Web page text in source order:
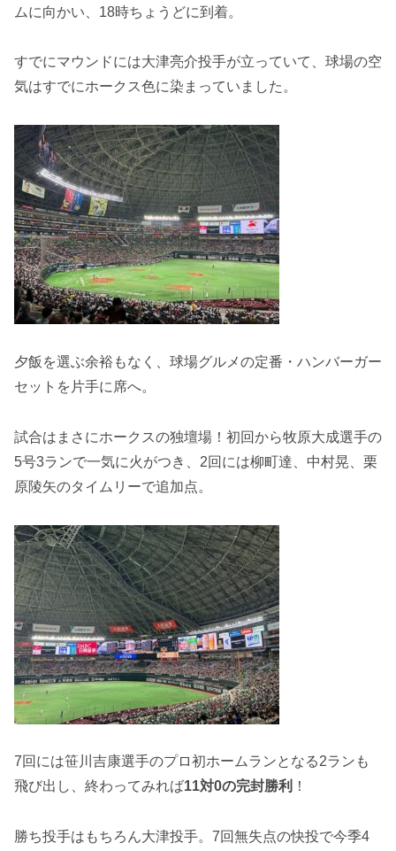
ムに向かい、18時ちょうどに到着。
すでにマウンドには大津亮介投手が立っていて、球場の空
気はすでにホークス色に染まっていました。
夕飯を選ぶ余裕もなく、球場グルメの定番・ハンバーガー
セットを片手に席へ。
試合はまさにホークスの独壇場！初回から牧原大成選手の
5号3ランで一気に火がつき、2回には柳町達、中村晃、栗
原陵矢のタイムリーで追加点。
7回には笹川吉康選手のプロ初ホームランとなる2ランも
飛び出し、終わってみれば11対0の完封勝利 ！
勝ち投手はもちろん大津投手。7回無失点の快投で今季4